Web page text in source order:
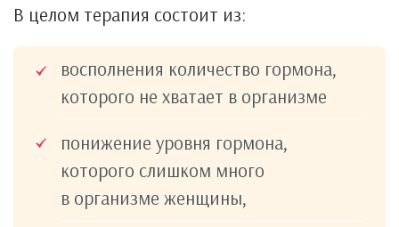
В целом терапия состоит из:
восполнения количество гормона,
которого не хватает в организме
понижение уровня гормона,
которого слишком много
в организме женщины,